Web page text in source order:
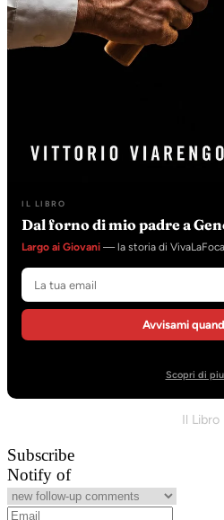
IL LIBRO
Dal forno di mio padre a
Largo ai Giovani — la storia di
Avvisami
Scopri di
Il Libro
Subscribe
Notify of